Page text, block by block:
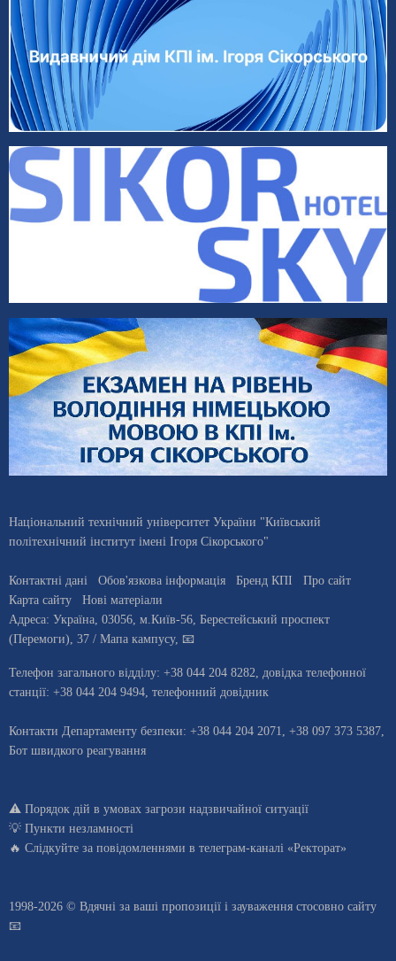
Національний технічний університет України "Київський
політехнічний інститут імені Ігоря Сікорського"
Контактні дані Обов'язкова інформація Бренд КПІ
Про сайт
Карта сайту
Нові матеріали
Адреса: Україна 03056 , м. Київ-56, Берестейський проспект
(Перемоги), 37 / Мапа кампусу, 📧
Телефон загального відділу: +38 044 204 8282, довiдка телефонної
станцiї: +38 044 204 9494, телефонний довідник
Контакти Департаменту безпеки: +38 044 204 2071, +38 097 373 5387,
Бот швидкого реагування
⚠️ Порядок дій в умовах загрози надзвичайної ситуації
💡 Пункти незламності
🔥 Слідкуйте за повідомленнями в телеграм-каналі «Ректорат»
1998-2026 © Вдячні за ваші пропозиції і зауваження стосовно сайту
📧